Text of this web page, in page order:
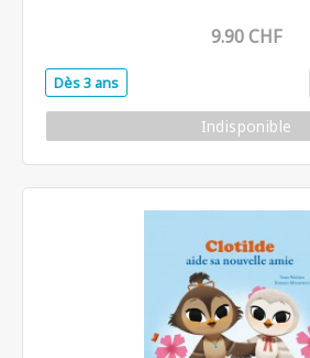
9.90 CHF
Dès 3 ans
Indisponible